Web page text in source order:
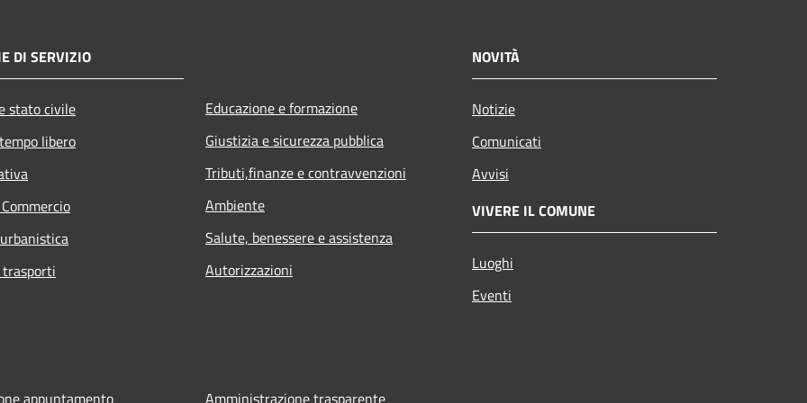
DI SERVIZIO
stato civile
libero
Educazione e formazione
Giustizia e sicurezza pubblica
Tributi,finanze e contravvenzioni
Ambiente
Salute, benessere e assistenza
Autorizzazioni
NOVITÀ
Notizie
Comunicati
Avvisi
VIVERE IL COMUNE
Luoghi
Eventi
appuntamento Amministrazione trasparente